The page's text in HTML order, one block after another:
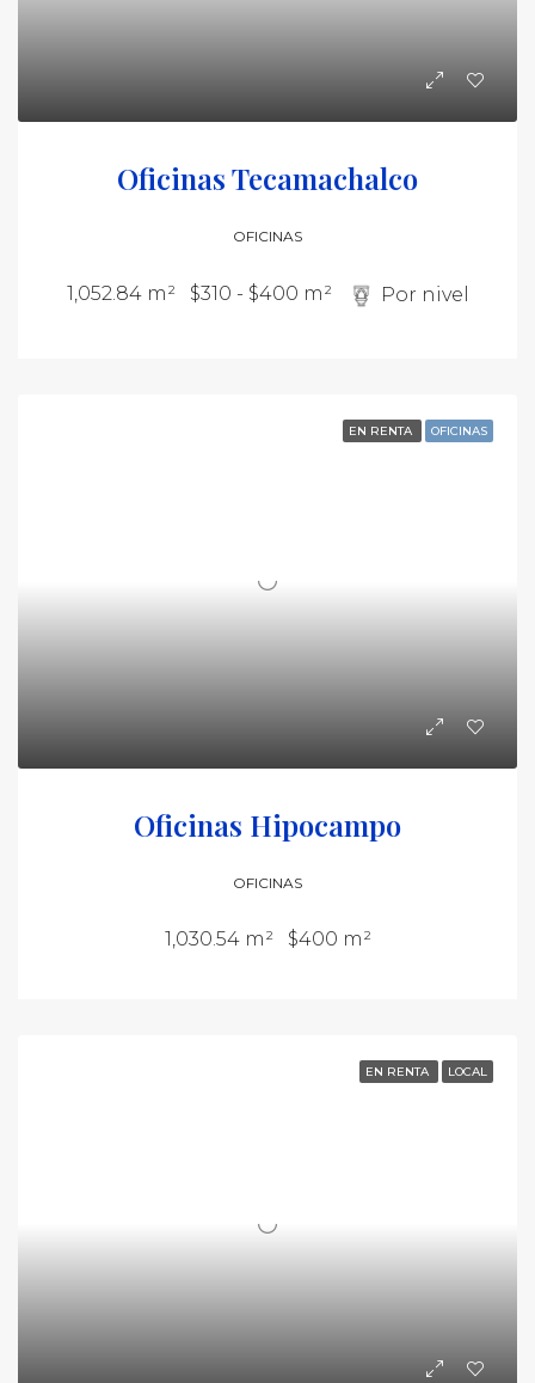
Oficinas Tecamachalco
OFICINAS
1,052.84 m² $310 - $400 m² Por nivel
EN RENTA OFICINAS
Oficinas Hipocampo
OFICINAS
1,030.54 m² $400 m²
EN RENTA LOCAL